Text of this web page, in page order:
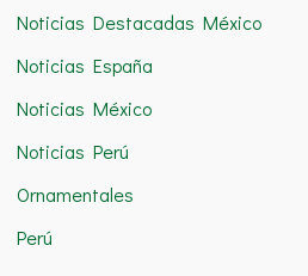
Noticias Destacadas México
Noticias España
Noticias México
Noticias Perú
Ornamentales
Perú